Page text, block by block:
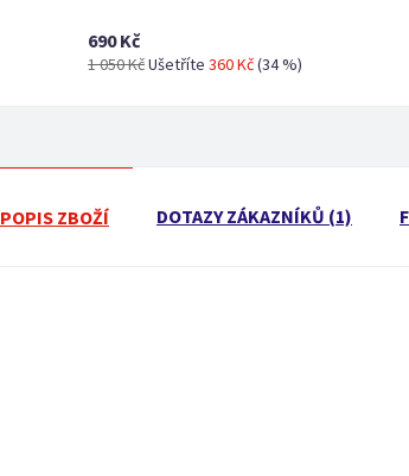
690 Kč
1 050 KčUšetříte 360 Kč(34 %)
POPIS ZBOŽÍ DOTAZY ZÁKAZNÍKŮ (1)